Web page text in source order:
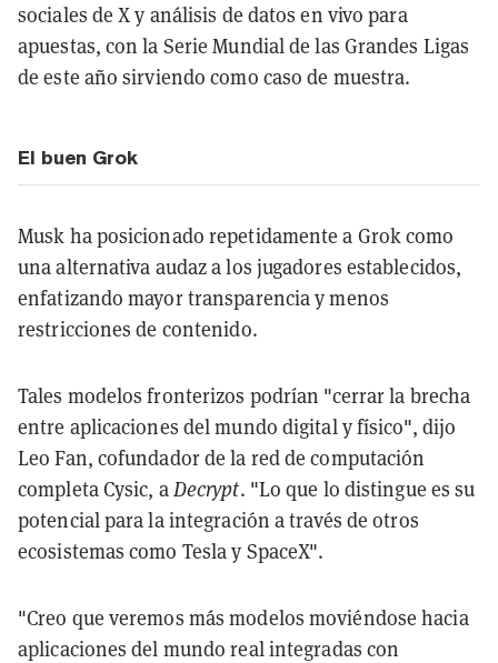
sociales de X y análisis de datos en vivo para
apuestas, con la Serie Mundial de las Grandes Ligas
de este año sirviendo como caso de muestra.
El buen Grok
Musk ha posicionado repetidamente a Grok como
una alternativa audaz a los jugadores establecidos,
enfatizando mayor transparencia y menos
restricciones de contenido.
Tales modelos fronterizos podrían "cerrar la brecha
entre aplicaciones del mundo digital y físico", dijo
Leo Fan, cofundador de la red de computación
completa Cysic, aDecrypt. "Lo que lo distingue es su
potencial para la integración a través de otros
ecosistemas como Tesla y SpaceX".
"Creo que veremos más modelos moviéndose hacia
aplicaciones del mundo real integradas con